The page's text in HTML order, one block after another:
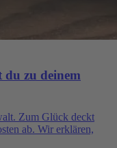
du zu deinem
Zum Glück deckt
ab. Wir erklären,